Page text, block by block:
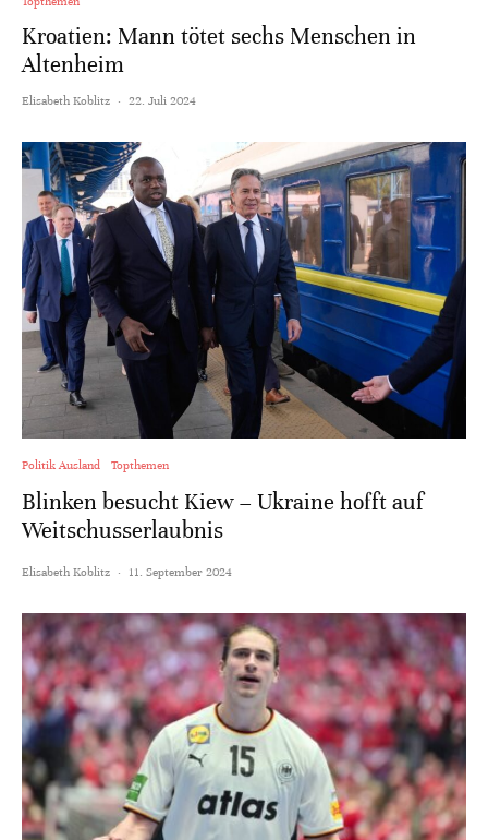
Kroatien: Mann tötet sechs Menschen in
Altenheim
Elisabeth Koblitz · 22. Juli 2024
Politik Ausland Topthemen
Blinken besucht Kiew – Ukraine hofft auf
Weitschusserlaubnis
Elisabeth Koblitz · 11. September 2024